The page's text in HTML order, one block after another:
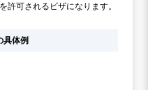
許可されるビザになります。
具体例